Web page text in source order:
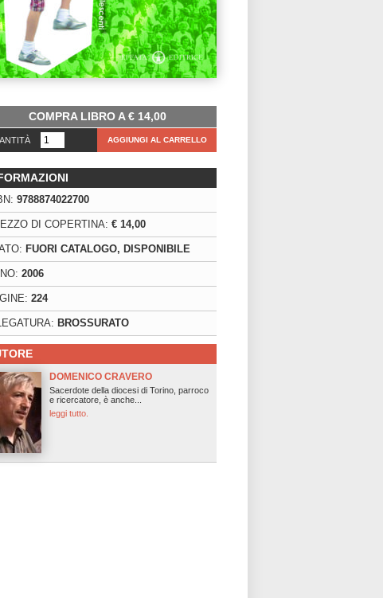
COMPRA LIBRO A€14,00
AGGIUNGI AL CARRELLO
9788874022700
DI COPERTINA: € 14,00
FUORI CATALOGO, DISPONIBILE
2006
224
BROSSURATO
DOMENICO CRAVERO
Sacerdote della diocesi di Torino, parroco
e ricercatore, è anche...
leggi tutto.